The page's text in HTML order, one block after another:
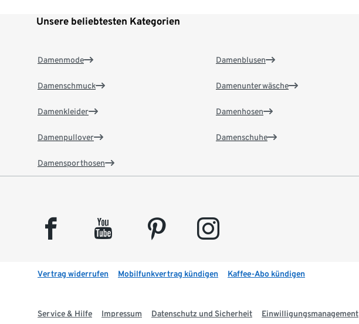
Unsere beliebtesten Kategorien
Damenmode
Damenschmuck
Damenkleider
Damenpullover
Damensporthosen
Damenblusen
Damenunterwäsche
Damenhosen
Damenschuhe
facebook youtube pinterest instagram
Vertrag widerrufen Mobilfunkvertrag kündigen Kaffee-Abo kündigen
Service & Hilfe Impressum Datenschutz und Sicherheit Einwilligungsmanagement